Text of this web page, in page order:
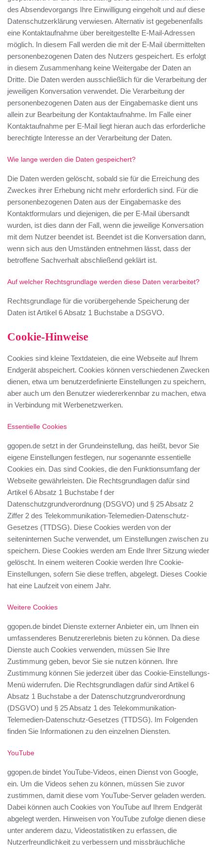
des Absendevorgangs Ihre Einwilligung eingeholt und auf diese
Datenschutzerklärung verwiesen. Alternativ ist gegebenenfalls
eine Kontaktaufnahme über bereitgestellte E-Mail-Adressen
möglich. In diesem Fall werden die mit der E-Mail übermittelten
personenbezogenen Daten des Nutzers gespeichert. Es erfolgt
in diesem Zusammenhang keine Weitergabe der Daten an
Dritte. Die Daten werden ausschließlich für die Verarbeitung der
jeweiligen Konversation verwendet. Die Verarbeitung der
personenbezogenen Daten aus der Eingabemaske dient uns
allein zur Bearbeitung der Kontaktaufnahme. Im Falle einer
Kontaktaufnahme per E-Mail liegt hieran auch das erforderliche
berechtigte Interesse an der Verarbeitung der Daten.
Wie lange werden die Daten gespeichert?
Die Daten werden gelöscht, sobald sie für die Erreichung des
Zweckes ihrer Erhebung nicht mehr erforderlich sind. Für die
personenbezogenen Daten aus der Eingabemaske des
Kontaktformulars und diejenigen, die per E-Mail übersandt
wurden, ist dies dann der Fall, wenn die jeweilige Konversation
mit dem Nutzer beendet ist. Beendet ist die Konversation dann,
wenn sich aus den Umständen entnehmen lässt, dass der
betroffene Sachverhalt abschließend geklärt ist.
Auf welcher Rechtsgrundlage werden diese Daten verarbeitet?
Rechtsgrundlage für die vorübergehende Speicherung der
Daten ist Artikel 6 Absatz 1 Buchstabe a DSGVO.
Cookie-Hinweise
Cookies sind kleine Textdateien, die eine Webseite auf Ihrem
Endgerät abspeichert. Cookies können verschiedenen Zwecken
dienen, etwa um benutzerdefinierte Einstellungen zu speichern,
aber auch um den Benutzer wiedererkennbar zu machen, etwa
in Verbindung mit Werbenetzwerken.
Essentielle Cookies
ggopen.de setzt in der Grundeinstellung, das heißt, bevor Sie
eigene Einstellungen festlegen, nur sogenannte essentielle
Cookies ein. Das sind Cookies, die den Funktionsumfang der
Webseite gewährleisten. Die Rechtsgrundlagen dafür sind
Artikel 6 Absatz 1 Buchstabe f der
Datenschutzgrundverordnung (DSGVO) und § 25 Absatz 2
Ziffer 2 des Telekommunikation-Telemedien-Datenschutz-
Gesetzes (TTDSG). Diese Cookies werden von der
seiteninternen Suche verwendet, um Einstellungen zwischen zu
speichern. Diese Cookies werden am Ende Ihrer Sitzung wieder
gelöscht. In einem weiteren Cookie werden Ihre Cookie-
Einstellungen, sofern Sie diese treffen, abgelegt. Dieses Cookie
hat eine Laufzeit von einem Jahr.
Weitere Cookies
ggopen.de bindet Dienste externer Anbieter ein, um Ihnen ein
umfassenderes Benutzererlebnis bieten zu können. Da diese
Dienste auch Cookies verwenden, müssen Sie Ihre
Zustimmung geben, bevor Sie sie nutzen können. Ihre
Zustimmung können Sie jederzeit über das Cookie-Einstellungs-
Menü widerrufen. Die Rechtsgrundlagen dafür sind Artikel 6
Absatz 1 Buchstabe a der Datenschutzgrundverordnung
(DSGVO) und § 25 Absatz 1 des Telekommunikation-
Telemedien-Datenschutz-Gesetzes (TTDSG). Im Folgenden
finden Sie Informationen zu den einzelnen Diensten.
YouTube
ggopen.de bindet YouTube-Videos, einen Dienst von Google,
ein. Um die Videos sehen zu können, müssen Sie zuvor
zustimmen, damit diese vom YouTube-Server geladen werden.
Dabei können auch Cookies von YouTube auf Ihrem Endgerät
abgelegt werden. Hinweisen von YouTube zufolge dienen diese
unter anderem dazu, Videostatistiken zu erfassen, die
Nutzerfreundlichkeit zu verbessern und missbräuchliche